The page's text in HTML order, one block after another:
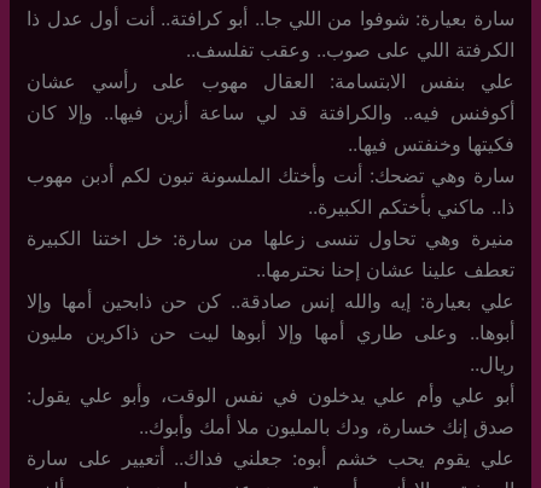
سارة بعيارة: شوفوا من اللي جا.. أبو كرافتة.. أنت أول عدل ذا
الكرفتة اللي على صوب.. وعقب تفلسف..
علي بنفس الابتسامة: العقال مهوب على رأسي عشان
أكوفنس فيه.. والكرافتة قد لي ساعة أزين فيها.. وإلا كان
فكيتها وخنفتس فيها..
سارة وهي تضحك: أنت وأختك الملسونة تبون لكم أدبن مهوب
ذا.. ماكني بأختكم الكبيرة..
منيرة وهي تحاول تنسى زعلها من سارة: خل اختنا الكبيرة
تعطف علينا عشان إحنا نحترمها..
علي بعيارة: إيه والله إنس صادقة.. كن حن ذابحين أمها وإلا
أبوها.. وعلى طاري أمها وإلا أبوها ليت حن ذاكرين مليون
ريال..
أبو علي وأم علي يدخلون في نفس الوقت، وأبو علي يقول:
صدق إنك خسارة، ودك بالمليون ملا أمك وأبوك..
علي يقوم يحب خشم أبوه: جعلني فداك.. أتعيير على سارة